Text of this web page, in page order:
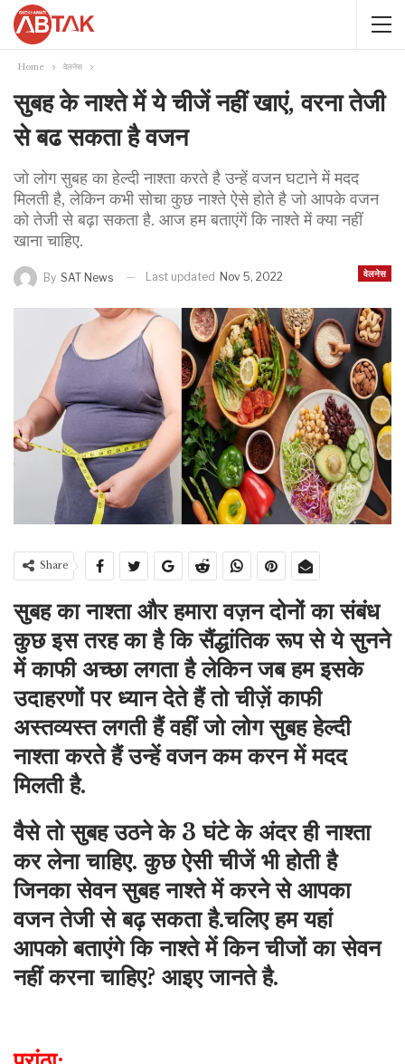
Home वेलनेस
सुबह के नाश्ते में ये चीजें नहीं खाएं, वरना तेजी
से बढ सकता है वजन
जो लोग सुबह का हेल्दी नाश्ता करते है उन्हें वजन घटाने में मदद
मिलती है, लेकिन कभी सोचा कुछ नाश्ते ऐसे होते है जो आपके वजन
को तेजी से बढ़ा सकता है. आज हम बताएंगें कि नाश्ते में क्या नहीं
खाना चाहिए.
वेलनेस
By SAT News Last updated Nov 5, 2022
Share
सुबह का नाश्ता और हमारा वज़न दोनों का संबंध
कुछ इस तरह का है कि सैंद्धांतिक रूप से ये सुनने
में काफी अच्छा लगता है लेकिन जब हम इसके
उदाहरणों पर ध्यान देते हैं तो चीज़ें काफी
अस्तव्यस्त लगती हैं वहीं जो लोग सुबह हेल्दी
नाश्ता करते हैं उन्हें वजन कम करन में मदद
मिलती है.
वैसे तो सुबह उठने के 3 घंटे के अंदर ही नाश्ता
कर लेना चाहिए. कुछ ऐसी चीजें भी होती है
जिनका सेवन सुबह नाश्ते में करने से आपका
वजन तेजी से बढ़ सकता है.चलिए हम यहां
आपको बताएंगे कि नाश्ते में किन चीजों का सेवन
नहीं करना चाहिए? आइए जानते है.